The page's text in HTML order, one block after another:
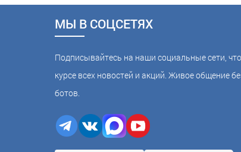
МЫ В СОЦСЕТЯХ
Подписывайтесь на наши социальные сети,
курсе всех новостей и акций. Живое общение
ботов.